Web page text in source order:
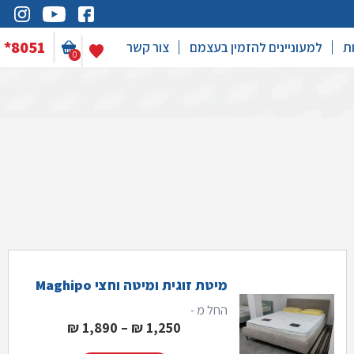
למעוניינים להזמין בעצמם צור קשר 0
*8051
מיטת זוגית ומיטה וחצי Maghipo
החל מ -
1,250
₪
–
1,890
₪טווח מחירים: ⁦1,250 ₪⁩ עד